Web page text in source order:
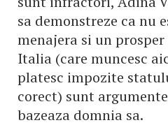
sa demonstreze ca nu
menajera si un
Italia (care muncesc
platesc impozite
corect) sunt
bazeaza domnia sa.